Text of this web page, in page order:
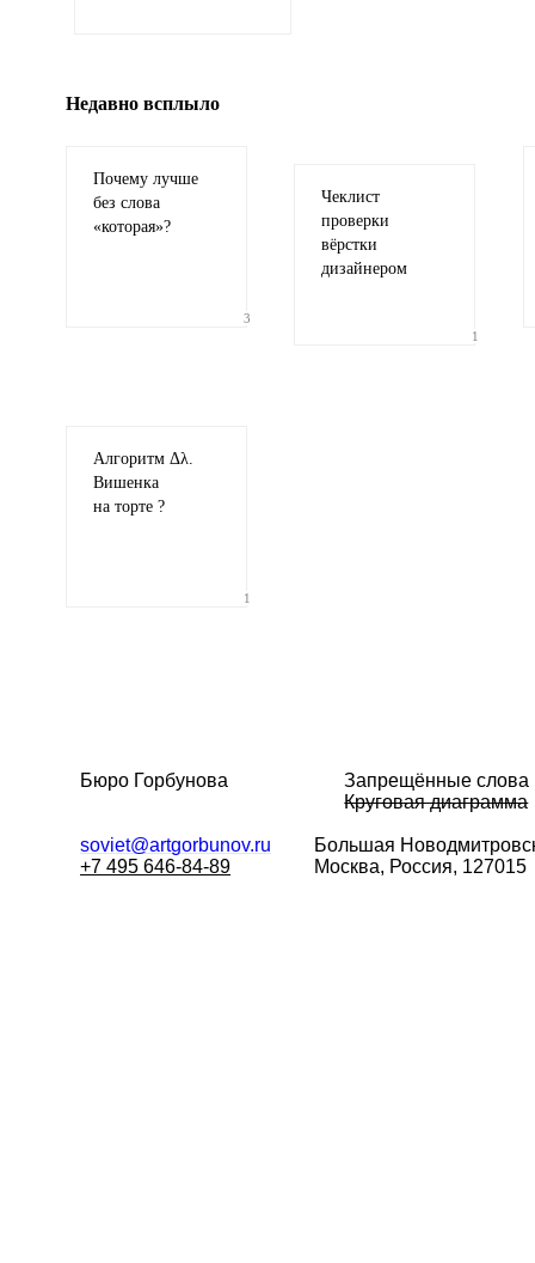
Недавно всплыло
Почему лучше
без слова
«которая»?
3
Чеклист
проверки
вёрстки
дизайнером
1
Алгоритм Δλ.
Вишенка
на торте ?
1
Бюро Горбунова
Запрещённые слова
Круговая диаграмма
soviet@artgorbunov.ru
+7 495 646-84-89
Большая
Москва, Россия, 127015